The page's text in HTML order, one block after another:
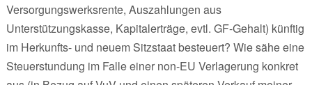
Versorgungswerksrente, Auszahlungen aus
Unterstützungskasse, Kapitalerträge, evtl. GF-Gehalt) künftig
im Herkunfts- und neuem Sitzstaat besteuert? Wie sähe eine
Steuerstundung im Falle einer non-EU Verlagerung konkret